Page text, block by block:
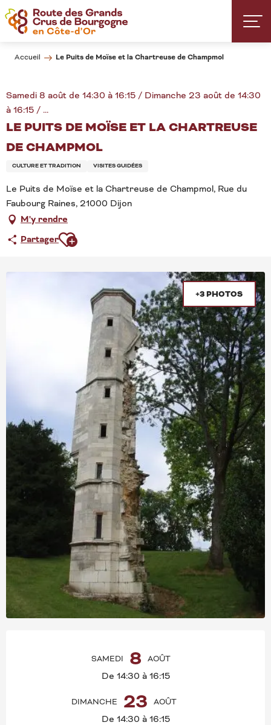
Aller
au
contenu
Accueil Le Puits de Moïse et la Chartreuse de Champmol
Samedi 8 août de 14:30 à 16:15 / Dimanche 23 août de 14:30
à 16:15 / ...
LE PUITS DE MOÏSE ET LA CHARTREUSE
DE CHAMPMOL
CULTURE ET TRADITION VISITES GUIDÉES
Le Puits de Moïse et la Chartreuse de Champmol, Rue du
Faubourg Raines, 21000 Dijon
M'y rendre
PartagerAjouter aux favoris
+3 PHOTOS
OUVERTURE ET
SAMEDI 8 AOÛT
De 14:30 à 16:15
DIMANCHE 23 AOÛT
De 14:30 à 16:15